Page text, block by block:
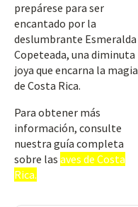
prepárese para ser
encantado por la
deslumbrante Esmeralda
Copeteada, una diminuta
joya que encarna la magia
de Costa Rica.
Para obtener más
información, consulte
nuestra guía completa
sobre las aves de Costa
Rica.